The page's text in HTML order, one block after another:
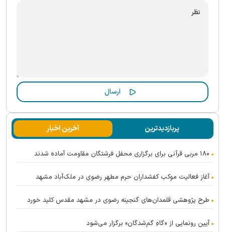
پربازدیدترین آخرین اخبار
۱۸۰ مربی قرآنی برای برگزاری محفل فرشتگان مقاومت آماده شدند
آغاز فعالیت موکب کفشداران حرم مطهر رضوی در ملک‌آباد مشهد
طرح پژوهشی قلمدان‌های گنجینه رضوی در مشهد مقدس کلید خورد
آیین رونمایی از «گاهِ گم‌شدگان» برگزار می‌شود